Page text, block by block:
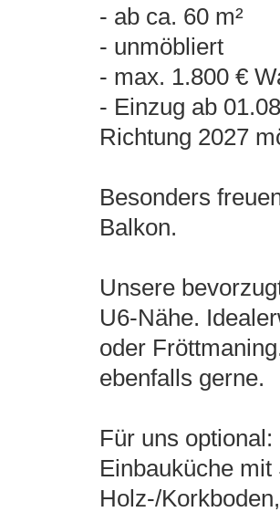
- ab ca. 60 m²
- unmöbliert
- max. 1.800 €
- Einzug ab
Richtung 2027
Besonders
Balkon.
Unsere
U6-Nähe.
oder
ebenfalls gerne.
Für uns optional:
Einbauküche
Holz-/